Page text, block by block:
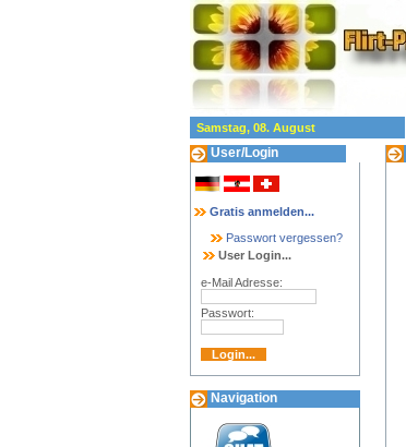
Samstag, 08. August
User/Login
Gratis anmelden...
Passwort vergessen?
User Login...
e-Mail Adresse:
Passwort:
Navigation